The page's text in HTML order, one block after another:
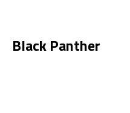
Black Panther